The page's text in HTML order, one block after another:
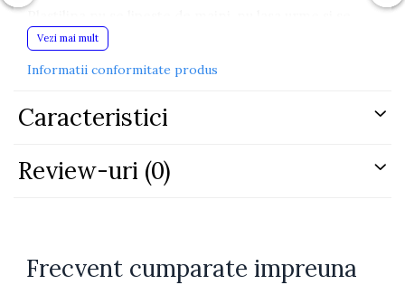
strange rapid de pe suprafete solide. Pentru a-si
pastra elasticitatea, trebuie pastrata in recipient
inchis. Daca uitati plastilina afara pentru un timp mai
Copilul tau este liber sa creeze!
Jocurile din acest set ajuta la dezvoltarea gandirii,
Vezi mai mult
Informatii conformitate produs
Caracteristici
Review-uri (0)
Frecvent cumparate impreuna